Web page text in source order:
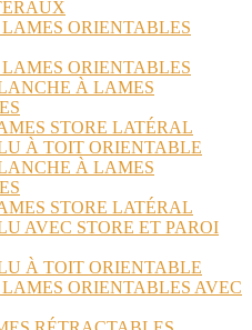
ORIENTABLES
ORIENTABLES
À LAMES
STORE LATÉRAL
À TOIT ORIENTABLE
À LAMES
STORE LATÉRAL
AVEC STORE ET PAROI
À TOIT ORIENTABLE
ORIENTABLES AVEC